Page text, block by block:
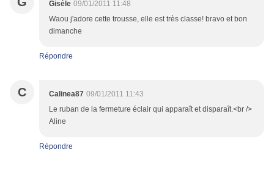
Gisèle 09/01/2011 11:48
Waou j'adore cette trousse, elle est très classe! bravo et bon
dimanche
Répondre
C Calinea87 09/01/2011 11:43
Le ruban de la fermeture éclair qui apparaît et disparaît.<br />
Aline
Répondre